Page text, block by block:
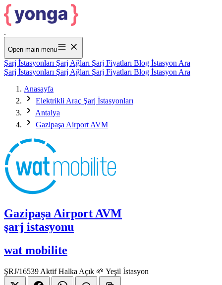
.
Open main menu
Şarj İstasyonları Şarj Ağları Şarj Fiyatları Blog İstasyon Ara
Şarj İstasyonları Şarj Ağları Şarj Fiyatları Blog İstasyon Ara
Anasayfa
Elektrikli Araç Şarj İstasyonları
Antalya
Gazipaşa Airport AVM
Gazipaşa Airport AVM
şarj istasyonu
wat mobilite
ŞRJ/16539 AktifHalka Açık 🌱 Yeşil İstasyon